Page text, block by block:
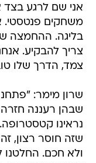
אני שם לרגע בצד
משחקים פנטסטי.
בליגה. ההחמצה
צריך להבקיע.
צמד, הדרך שלו
שרון מימר:
שבהן רעננה
נראינו
שזה חוסר רצון,
ולא חכם. החלטנו